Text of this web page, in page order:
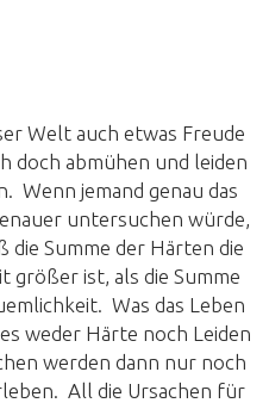
Welt auch etwas Freude
doch abmühen und leiden
Wenn jemand genau das
untersuchen würde,
die Summe der Härten die
größer ist, als die Summe
Was das Leben
weder Härte noch Leiden
werden dann nur noch
All die Ursachen für